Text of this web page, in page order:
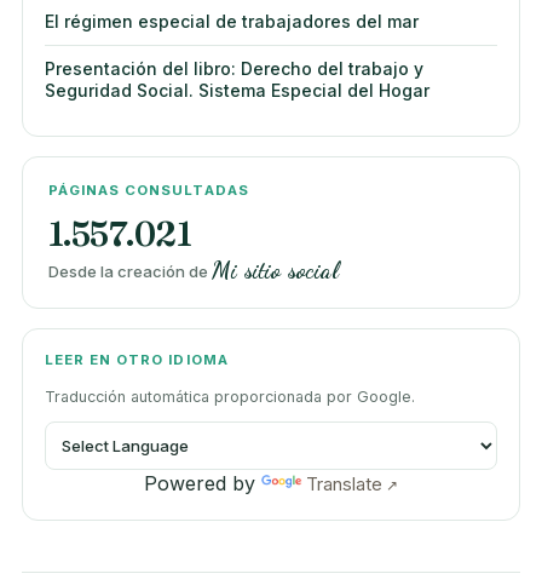
El régimen especial de trabajadores del mar
Presentación del libro: Derecho del trabajo y
Seguridad Social. Sistema Especial del Hogar
PÁGINAS CONSULTADAS
1.557.021
Desde la creación de Mi sitio social
LEER EN OTRO IDIOMA
Traducción automática proporcionada por Google.
Powered by Translate